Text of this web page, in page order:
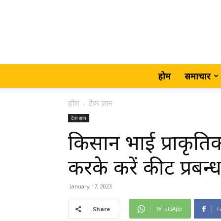
होम समाचार
होम टेक ज्ञान
टेक ज्ञान
किसान भाई
करके करें कीट
January 17, 2023
Share WhatsApp